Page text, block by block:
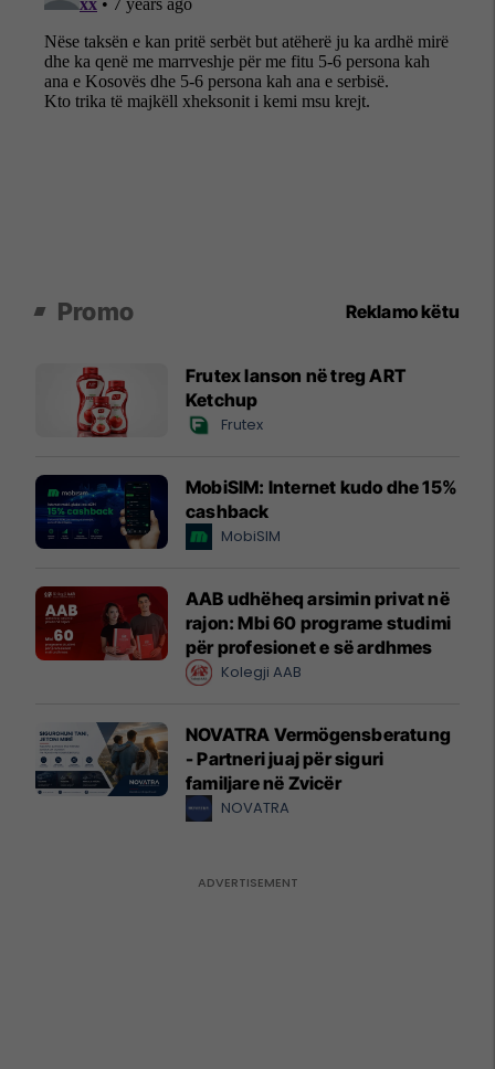
Promo Reklamo këtu
Frutex lanson në treg ART
Ketchup
Frutex
MobiSIM: Internet kudo dhe 15%
cashback
MobiSIM
AAB udhëheq arsimin privat në
rajon: Mbi 60 programe studimi
për profesionet e së ardhmes
Kolegji AAB
NOVATRA Vermögensberatung
- Partneri juaj për siguri
familjare në Zvicër
NOVATRA